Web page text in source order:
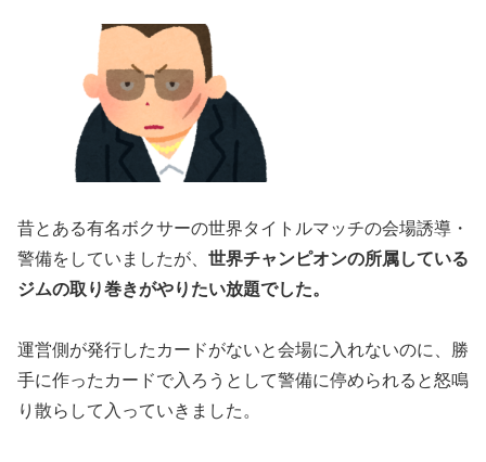
昔とある有名ボクサーの世界タイトルマッチの会場誘導・
警備をしていましたが、 世界チャンピオンの所属している
ジムの取り巻きがやりたい放題でした。
運営側が発行したカードがないと会場に入れないのに、勝
手に作ったカードで入ろうとして警備に停められると怒鳴
り散らして入っていきました。